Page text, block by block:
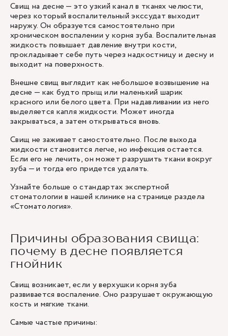
Свищ на десне — это узкий канал в тканях челюсти,
через который воспалительный экссудат выходит
наружу. Он образуется самостоятельно при
хроническом воспалении у корня зуба. Воспалительная
жидкость повышает давление внутри кости,
прокладывает себе путь через надкостницу и десну и
выходит на поверхность.
Внешне свищ выглядит как небольшое возвышение на
десне — как будто прыщ или маленький шарик
красного или белого цвета. При надавливании из него
выделяется капля жидкости. Может иногда
закрываться, а затем открываться вновь.
Свищ не заживает самостоятельно. После выхода
жидкости становится легче, но инфекция остается.
Если его не лечить, он может разрушить ткани вокруг
зуба — и тогда его придется удалять.
Узнайте больше о стандартах экспертной
стоматологии в нашей клинике на странице раздела
«Стоматология».
Причины образования свища:
почему в десне появляется
гнойник
Свищ возникает, если у верхушки корня зуба
развивается воспаление. Оно разрушает окружающую
кость и мягкие ткани.
Самые частые причины: